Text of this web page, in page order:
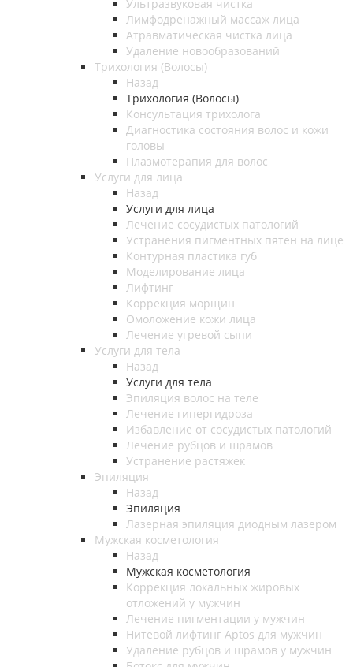
Ультразвуковая чистка
Лимфодренажный массаж лица
Атравматическая чистка лица
Удаление новообразований
Трихология (Волосы)
Назад
Трихология (Волосы)
Консультация трихолога
Диагностика состояния волос и кожи
головы
Плазмотерапия для волос
Услуги для лица
Назад
Услуги для лица
Лечение сосудистых патологий
Устранения пигментных пятен на лице
Контурная пластика губ
Моделирование лица
Лифтинг
Коррекция морщин
Омоложение кожи лица
Лечение угревой сыпи
Услуги для тела
Назад
Услуги для тела
Эпиляция волос на теле
Лечение гипергидроза
Избавление от сосудистых патологий
Лечение рубцов и шрамов
Устранение растяжек
Эпиляция
Назад
Эпиляция
Лазерная эпиляция диодным лазером
Мужская косметология
Назад
Мужская косметология
Коррекция локальных жировых
отложений у мужчин
Лечение пигментации у мужчин
Нитевой лифтинг Aptos для мужчин
Удаление рубцов и шрамов у мужчин